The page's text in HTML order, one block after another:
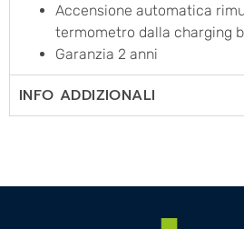
Accensione automatica
termometro dalla charging
Garanzia 2 anni
INFO ADDIZIONALI